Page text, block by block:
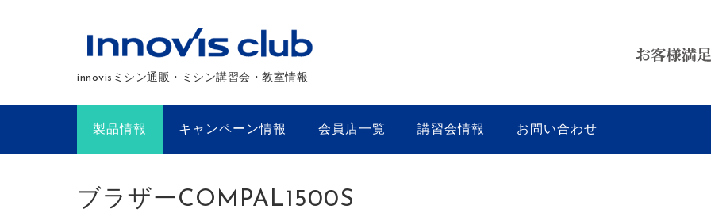
innovisミシン通販・ミシン講習会・教室情報
製品情報 キャンペーン情報 会員店一覧 講習会情報 お問い合わせ
ブラザーCOMPAL1500S